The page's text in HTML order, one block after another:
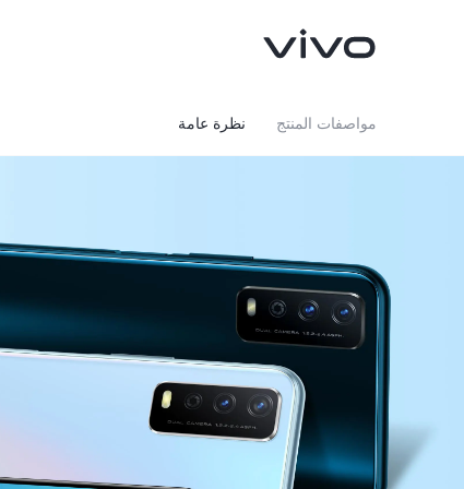
نظرة عامة مواصفات المنتج